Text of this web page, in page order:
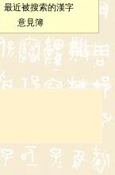
最近被搜索的漢字
意見簿